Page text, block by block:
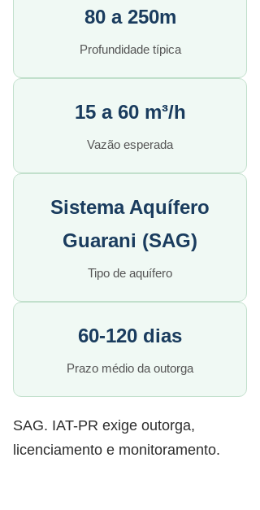
80 a 250m
Profundidade típica
15 a 60 m³/h
Vazão esperada
Sistema Aquífero
Guarani (SAG)
Tipo de aquífero
60-120 dias
Prazo médio da outorga
SAG. IAT-PR exige outorga,
licenciamento e monitoramento.